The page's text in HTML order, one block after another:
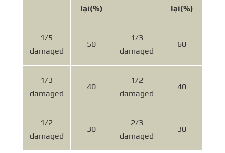
lại(%)
lại(%)
1/5
damaged
50
1/3
damaged
60
1/3
damaged
40
1/2
damaged
40
1/2
damaged
30
2/3
damaged
30